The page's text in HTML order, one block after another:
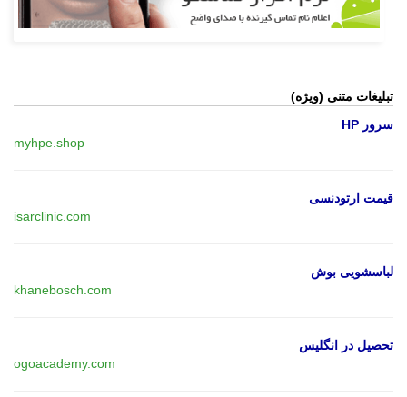
تبلیغات متنی (ویژه)
سرور HP
myhpe.shop
قیمت ارتودنسی
isarclinic.com
لباسشویی بوش
khanebosch.com
تحصیل در انگلیس
ogoacademy.com